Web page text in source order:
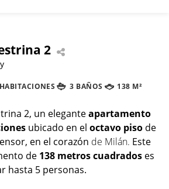
2
3 BAÑOS 138 M²
2, un eleganteapartamento
ubicado en el octavo piso de
en el corazón de Milán. Este
de 138 metros cuadrados es
hasta 5 personas.